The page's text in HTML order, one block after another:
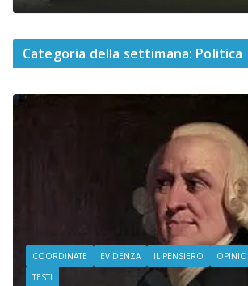
Categoria della settimana: Politica
COORDINATE EVIDENZA IL PENSIERO
TESTI